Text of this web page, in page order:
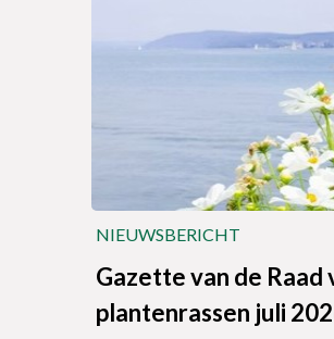
NIEUWSBERICHT
Gazette van de Raad
plantenrassen juli